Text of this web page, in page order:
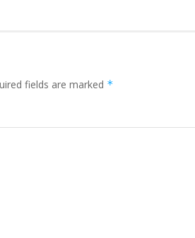
fields are marked *